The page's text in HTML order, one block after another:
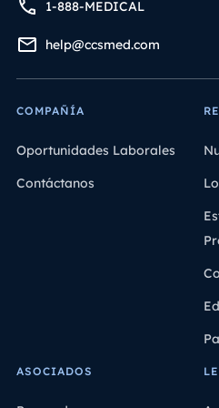
pequeño copago. Medicaid
dentro de las directrices
1-888-MEDICAL
help@ccsmed.com
COMPAÑÍA
Oportunidades Laborales
Contáctanos
ASOCIADOS